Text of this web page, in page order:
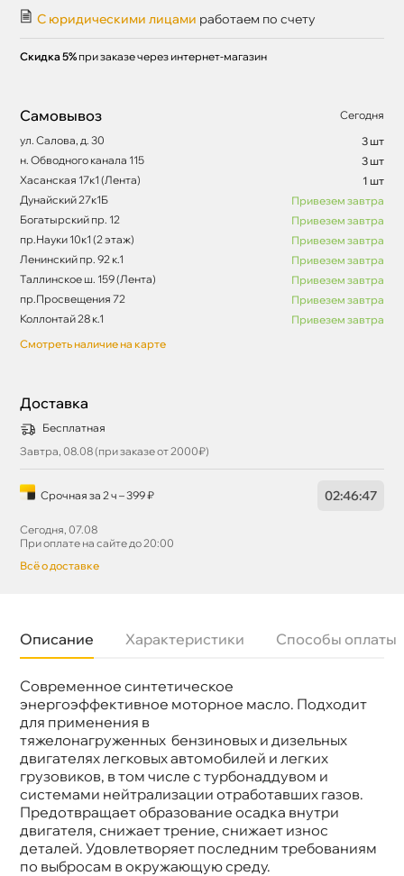
С юридическими лицами работаем по счету
Скидка 5% при заказе через интернет-магазин
Самовывоз
Сегодня
ул. Салова, д. 30
3 шт
н. Обводного канала 115
3 шт
Хасанская 17к1 (Лента)
1 шт
Дунайский 27к1Б
Привезем завтра
Богатырский пр. 12
Привезем завтра
пр.Науки 10к1 (2 этаж)
Привезем завтра
Ленинский пр. 92 к.1
Привезем завтра
Таллинское ш. 159 (Лента)
Привезем завтра
пр.Просвещения 72
Привезем завтра
Коллонтай 28 к.1
Привезем завтра
Смотреть наличие на карте
Доставка
Бесплатная
Завтра, 08.08 (при заказе от 2000₽)
Срочная за 2 ч – 399 ₽ 02:46:46
Сегодня, 07.08
При оплате на сайте до 20:00
сё о доставке
Описание Характеристики Способы оплаты
Современное синтетическое
энергоэффективное моторное масло. Подходит
для применения
тяжелонагруженных бензиновых и дизельных
двигателях легковых автомобилей и легких
рузовиков, в том числе с турбонаддувом и
системами нейтрализации отработавших газов.
Предотвращает образование осадка внутри
двигателя, снижает трение, снижает износ
деталей. Удовлетворяет последним требованиям
по выбросам в окружающую среду.
язкость
5W-40
Бренд
Тип масла
Синтетика
Допуски
MB 229.3; VW 502.00/505.00
Спецификации
API SN/CF; ACEA A3/B4
Объем
1л
Артикул
605044
Применение
Двигатель